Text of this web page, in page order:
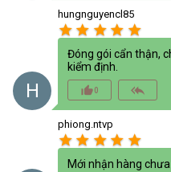
H
hungnguyencl85
star star star star star
Đóng gói cẩn thận,
kiểm định.
thumb_up_alt0 reply_all
phiong.ntvp
star star star star star
Mới nhận hàng chưa